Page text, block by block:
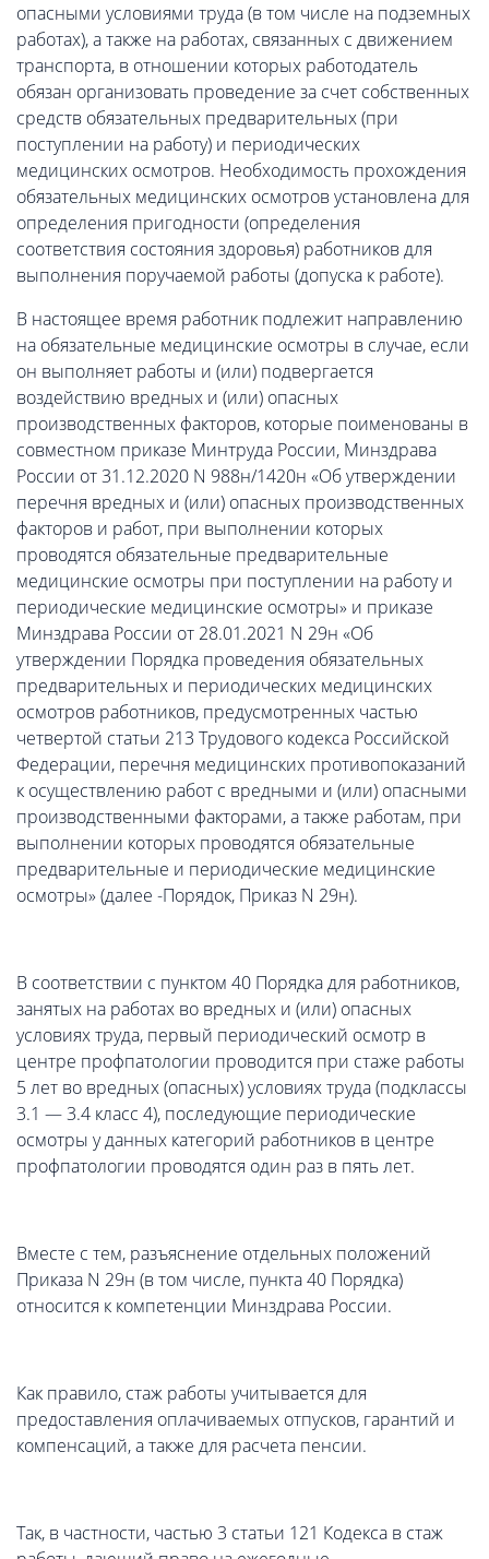
опасными условиями труда (в том числе на подземных
работах), а также на работах, связанных с движением
транспорта, в отношении которых работодатель
обязан организовать проведение за счет собственных
средств обязательных предварительных (при
поступлении на работу) и периодических
медицинских осмотров. Необходимость прохождения
обязательных медицинских осмотров установлена для
определения пригодности (определения
соответствия состояния здоровья) работников для
выполнения поручаемой работы (допуска к работе).
В настоящее время работник подлежит направлению
на обязательные медицинские осмотры в случае, если
он выполняет работы и (или) подвергается
воздействию вредных и (или) опасных
производственных факторов, которые поименованы в
совместном приказе Минтруда России, Минздрава
России от 31.12.2020 N 988н/1420н «Об утверждении
перечня вредных и (или) опасных производственных
факторов и работ, при выполнении которых
проводятся обязательные предварительные
медицинские осмотры при поступлении на работу и
периодические медицинские осмотры» и приказе
Минздрава России от 28.01.2021 N 29н «Об
утверждении Порядка проведения обязательных
предварительных и периодических медицинских
осмотров работников, предусмотренных частью
четвертой статьи 213 Трудового кодекса Российской
Федерации, перечня медицинских противопоказаний
к осуществлению работ с вредными и (или) опасными
производственными факторами, а также работам, при
выполнении которых проводятся обязательные
предварительные и периодические медицинские
осмотры» (далее -Порядок, Приказ N 29н).
В соответствии с пунктом 40 Порядка для работников,
занятых на работах во вредных и (или) опасных
условиях труда, первый периодический осмотр в
центре профпатологии проводится при стаже работы
5 лет во вредных (опасных) условиях труда (подклассы
3.1 — 3.4 класс 4), последующие периодические
осмотры у данных категорий работников в центре
профпатологии проводятся один раз в пять лет.
Вместе с тем, разъяснение отдельных положений
Приказа N 29н (в том числе, пункта 40 Порядка)
относится к компетенции Минздрава России.
Как правило, стаж работы учитывается для
предоставления оплачиваемых отпусков, гарантий и
компенсаций, а также для расчета пенсии.
Так, в частности, частью 3 статьи 121 Кодекса в стаж